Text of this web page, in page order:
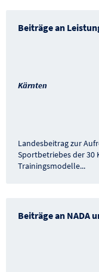
Beiträge an
Kärnten
Landesbeitrag zur
Sportbetriebes der 30
Trainingsmodelle...
Beiträge an NADA